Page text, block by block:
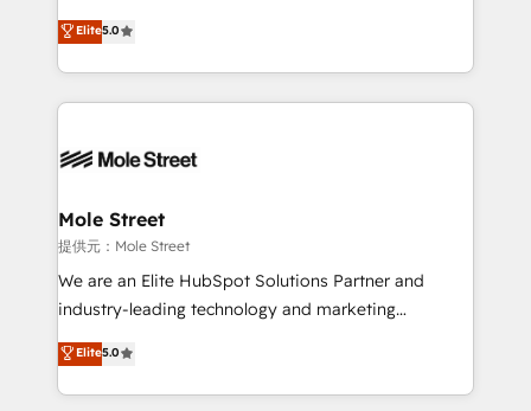
HubSpot Experts: Onboarding, migrations,
automation, and training built for adoption. ⚡ Highly
Technical Execution: ERP, EMR and Custom
Integrations; complex builds delivered in weeks, not
workflows; automation agents; process optimization
Healthcare: HIPAA implementations; secure data
workflows 💼 Financial Services: compliant
workflows; audit-ready reporting ⚖️ Legal: client
intake; pipeline and document workflows 🛒 E-
revenue automation 🏢 Real Estate: deal pipelines;
portfolio and lifecycle management 🏭
Elite5.0
Mole Street
提供元：Mole Street
We are an Elite HubSpot Solutions Partner and
industry-leading technology and marketing
consultancy. Our focus is on enterprise and mid-
market B2B companies globally that want a strategic
approach to execute their goals through creative
Elite5.0